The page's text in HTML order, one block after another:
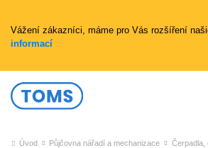
Vážení zákazníci, máme pro Vás rozšíření
informací
Úvod Půjčovna nářadí a mechanizace
Čerpadla,